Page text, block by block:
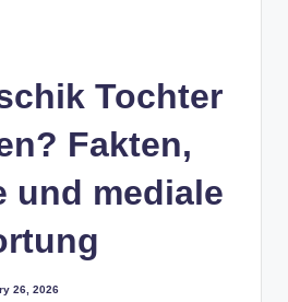
Tochter
Fakten,
und mediale
26, 2026